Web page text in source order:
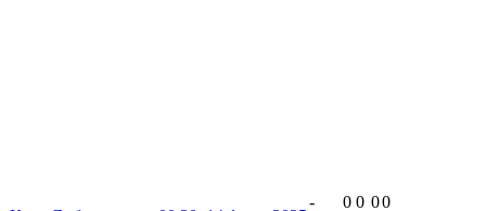
- 0 0 00